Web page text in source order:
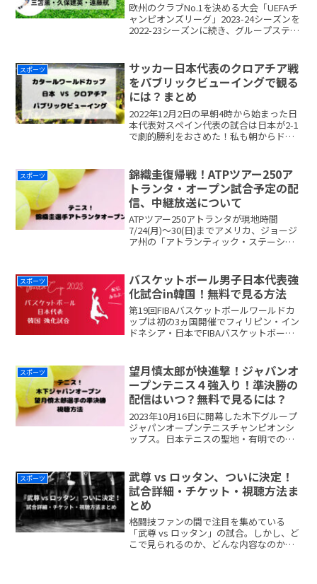
欧州のクラブNo.1を決める大会「UEFAチ
ャンピオンズリーグ」2023-24シーズンを
2022-23シーズンに続き、グループステー
20日にグループステージが開幕
readmore...
スポーツ
サッカー日本代表のクロアチア戦
をパブリックビューイングで観る
には？まとめ
2022年12月2日の早朝4時から始まった日
本代表対スペイン代表の試合は日本が2-1
で劇的勝利をおさめた！私も朝からドキ
の話題で持ち切り。次のクロアチア戦は
2022年1readmore...
スポーツ
錦織圭復帰戦！ATPツアー250ア
トランタ・オープン試合予定の配
信、中継放送について
ATPツアー250アトランタが現地時間
7/24(月)～30(日)までアメリカ、ジョージ
ア州の「アトランティック・ステーショ
（オーストラリア）です。地上波や
Breadmore...
スポーツ
バスケットボール男子日本代表強
化試合in韓国！無料で見る方法
第19回FIBAバスケットボールワールドカ
ップは初の3ヵ国開催でフィリピン・イン
ドネシア・日本でFIBAバスケットボール
合として7/22(土)、23(日)の2readmore...
スポーツ
望月慎太郎が快進撃！ジャパンオ
ープンテニス４強入り！準決勝の
配信はいつ？無料で見るには？
2023年10月16日に開幕した木下グループ
ジャパンオープンテニスチャンピオンシ
ップス。日本テニスの聖地・有明での熱
ンデマンド独占です。こちらは新規加入
で1カ月無readmore...
スポーツ
武尊 vs ロッタン、ついに決定！
試合詳細・チケット・視聴方法ま
とめ
格闘技ファンの間で注目を集めている
「武尊 vs ロッタン」の試合。しかし、ど
こで見られるのか、どんな内容なのか分